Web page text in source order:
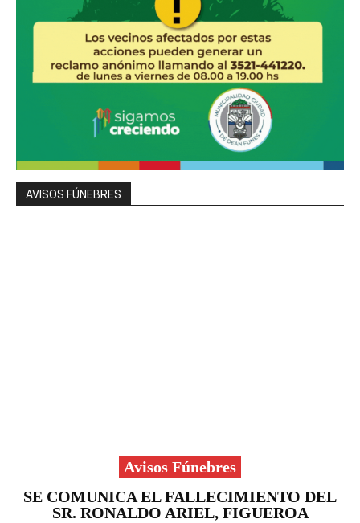
AVISOS FÚNEBRES
Avisos Fúnebres
SE COMUNICA EL FALLECIMIENTO DEL
SR. RONALDO ARIEL, FIGUEROA